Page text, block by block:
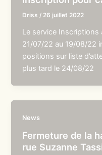
Driss / 26 juillet 2022
Le service
21/07/22 au 19/08/22
positions sur liste
plus tard le 24/08/22
News
Fermeture de la
rue Suzanne